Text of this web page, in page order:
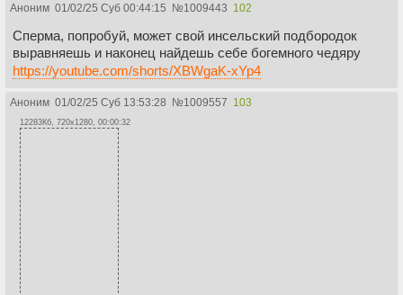
Аноним 01/02/25 Суб 00:44:15 №1009443 102
Сперма, попробуй, может свой инсельский подбородок
выравняешь и наконец найдешь себе богемного чедяру
https://youtube.com/shorts/XBWgaK-xYp4
Аноним 01/02/25 Суб 13:53:28 №1009557 103
12283Кб, 720x1280, 00:00:32